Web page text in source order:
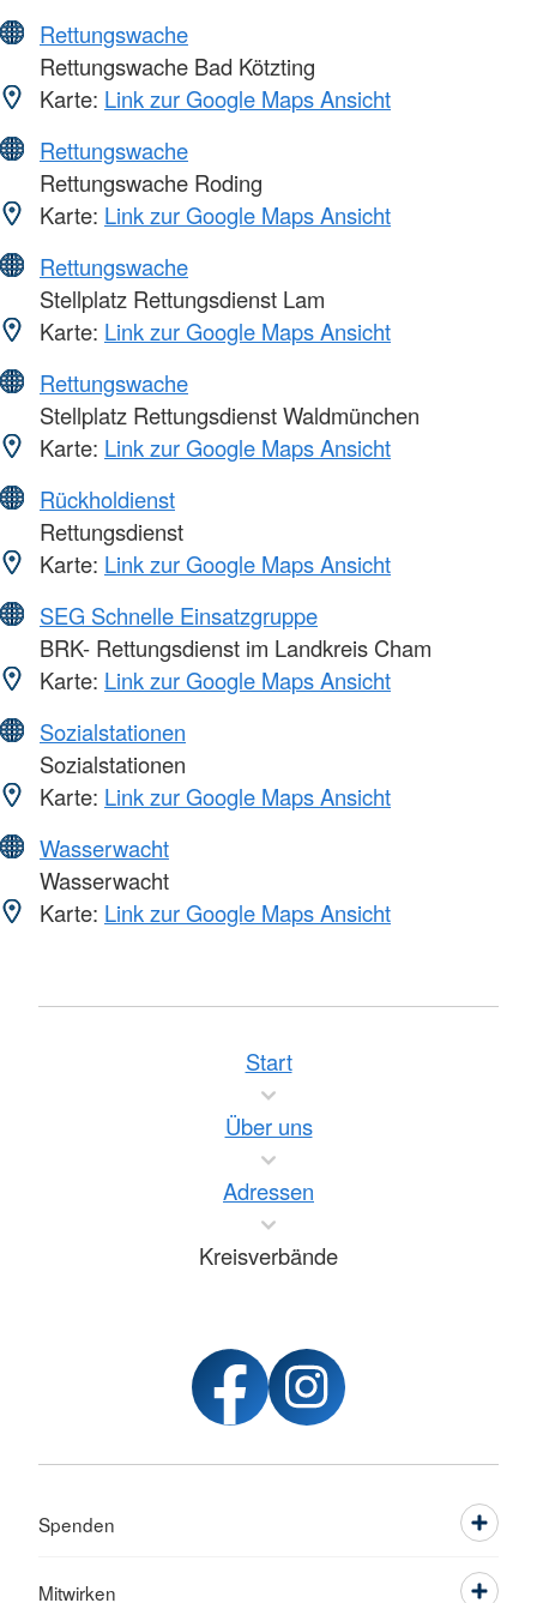
Rettungswache
Rettungswache Bad Kötzting
Karte: Link zur Google Maps Ansicht
Rettungswache
Rettungswache Roding
Karte: Link zur Google Maps Ansicht
Rettungswache
Stellplatz Rettungsdienst Lam
Karte: Link zur Google Maps Ansicht
Rettungswache
Stellplatz Rettungsdienst Waldmünchen
Karte: Link zur Google Maps Ansicht
Rückholdienst
Rettungsdienst
Karte: Link zur Google Maps Ansicht
SEG Schnelle Einsatzgruppe
BRK- Rettungsdienst im Landkreis Cham
Karte: Link zur Google Maps Ansicht
Sozialstationen
Sozialstationen
Karte: Link zur Google Maps Ansicht
Wasserwacht
Wasserwacht
Karte: Link zur Google Maps Ansicht
Start
Über uns
Adressen
Kreisverbände
Spenden
Mitwirken